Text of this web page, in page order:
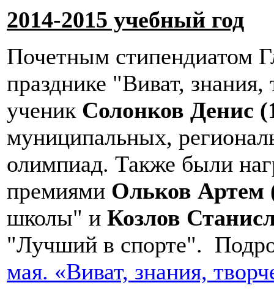
2014-2015 учебный год
Почетным стипендиатом
празднике "Виват,
ученик Солонков Денис
муниципальных,
олимпиад. Также были
премиями Ольков Артем
школы" и Козлов
"Лучший в спорте".
мая. «Виват, знания,